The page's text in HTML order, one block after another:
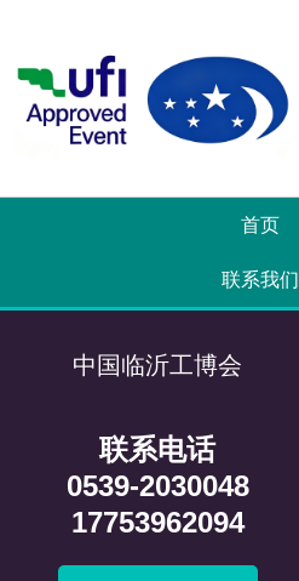
首页
联系我们
中国临沂工博会
联系电话
0539-2030048
17753962094